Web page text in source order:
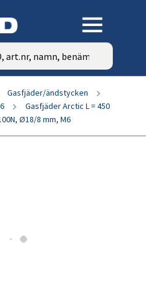
Gasfjäder/ändstycken
Gasfjäder Arctic L = 450
Ø18/8 mm, M6